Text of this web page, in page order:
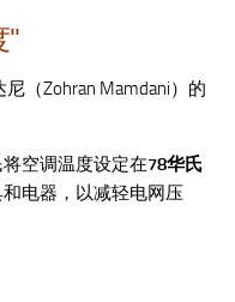
"
（Zohran Mamdani）的
空调温度设定在78华氏
电器，以减轻电网压